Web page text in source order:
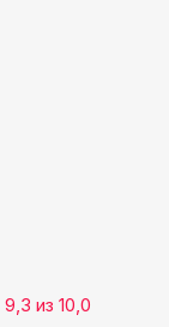
9,3 из 10,0